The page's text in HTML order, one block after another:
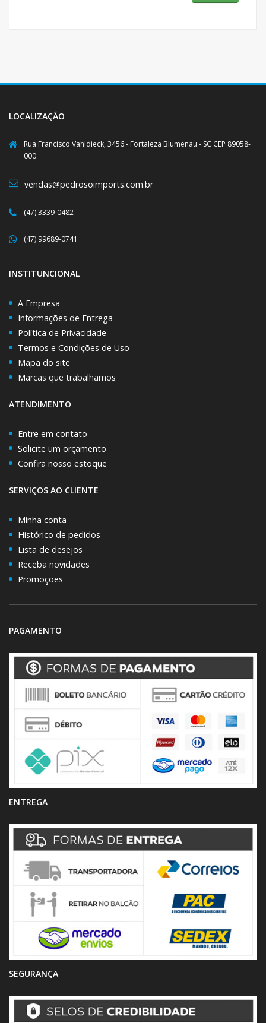
LOCALIZAÇÃO
Rua Francisco Vahldieck, 3456 - Fortaleza Blumenau - SC CEP 89058-
000
vendas@pedrosoimports.com.br
(47) 3339-0482
(47) 99689-0741
INSTITUNCIONAL
A Empresa
Informações de Entrega
Política de Privacidade
Termos e Condições de Uso
Mapa do site
Marcas que trabalhamos
ATENDIMENTO
Entre em contato
Solicite um orçamento
Confira nosso estoque
SERVIÇOS AO CLIENTE
Minha conta
Histórico de pedidos
Lista de desejos
Receba novidades
Promoções
PAGAMENTO
ENTREGA
SEGURANÇA